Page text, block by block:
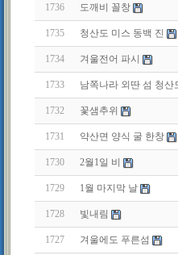
1736 도깨비 꼴창
1735 청산도 미스 동백 진
1734 겨울전어 파시
1733 남쪽나라 외딴 섬 청산
1732 꽃샘추위
1731 약산면 양식 굴 한창
1730 2월1일 비
1729 1월 마지막 날
1728 빛내림
1727 겨울에도 푸른섬